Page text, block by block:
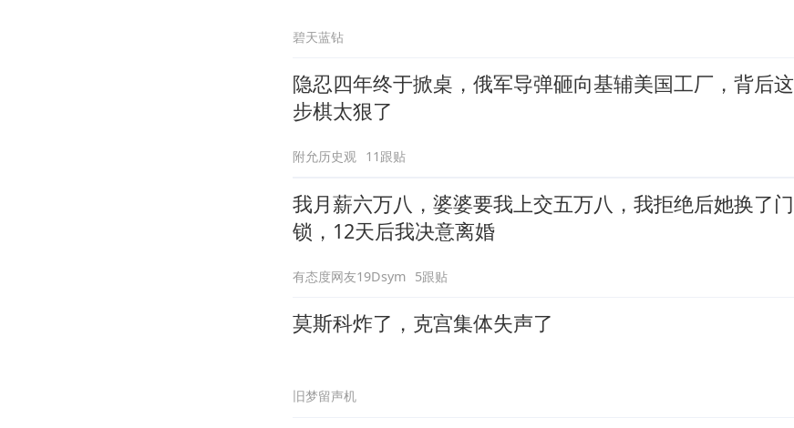
碧天蓝钻
隐忍四年终于掀桌，俄军导弹砸向基辅美国工厂，背后这
步棋太狠了
附允历史观 11跟贴
我月薪六万八，婆婆要我上交五万八，我拒绝后她换了门
锁，12天后我决意离婚
有态度网友19Dsym 5跟贴
莫斯科炸了，克宫集体失声了
旧梦留声机